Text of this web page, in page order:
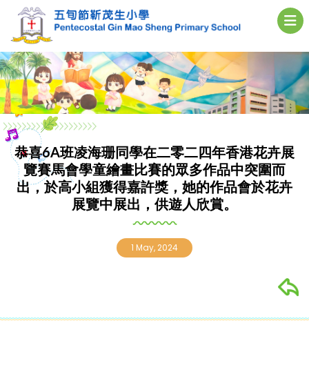
恭喜6A班凌海珊同學在二零二四年香港花卉展
覽賽馬會學童繪畫比賽的眾多作品中突圍而
出，於高小組獲得嘉許獎，她的作品會於花卉
展覽中展出，供遊人欣賞。
1 May, 2024